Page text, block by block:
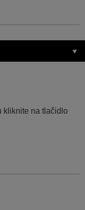
kliknite na tlačidlo